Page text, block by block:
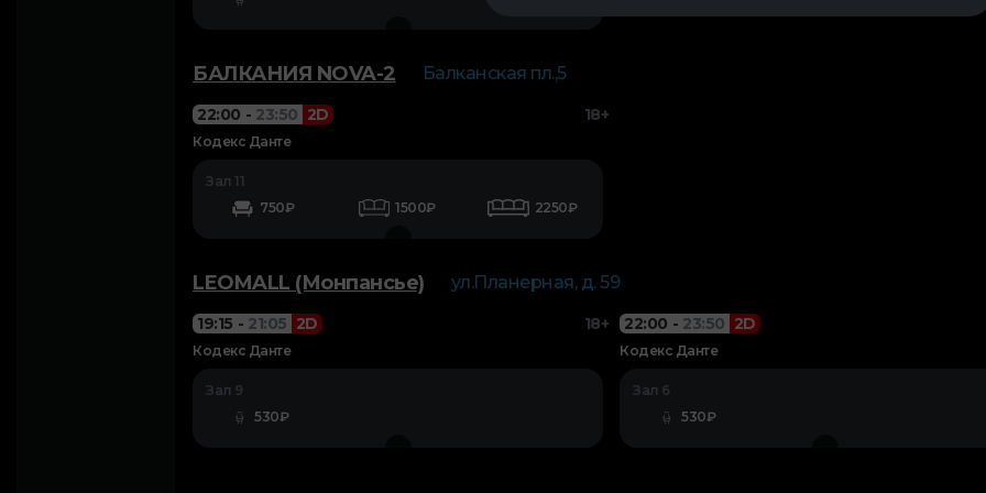
БАЛКАНИЯ NOVA-2 Балканская пл.,5
22:00 - 23:50 2D 18+
Кодекс Данте
Зал 11
750₽
1500₽ 2250₽
LEOMALL (Монпансье) ул.Планерная, д. 59
19:15 - 21:05 2D 18+
Кодекс Данте
Зал 9
530₽
22:00 - 23:50 2D
Кодекс Данте
Зал 6
530₽